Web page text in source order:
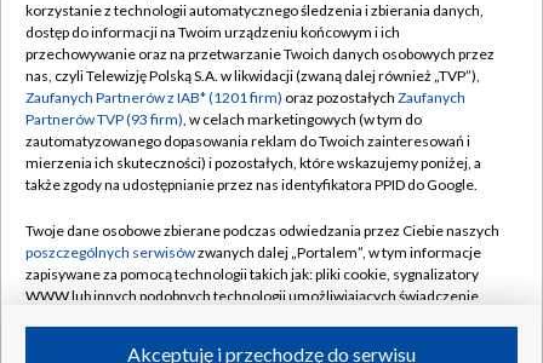
TVP
Abonament TVP
Emisja w TVP
Centrum informacji TVP
Naziemna Telewizja Cyfrowa
Rada Programowa
System NOS
Informacje o nadawcy
Regulamin TVP
Polityka prywatności
Moje zgody
Pomoc
Kontakt
Kanały
korzystanie z technologii automatycznego śledzenia i zbierania danych,
dostęp do informacji na Twoim urządzeniu końcowym i ich
przechowywanie oraz na przetwarzanie Twoich danych osobowych przez
nas, czyli Telewizję Polską S.A. w likwidacji (zwaną dalej również „TVP”),
Zaufanych Partnerów z IAB* (1201 firm) oraz pozostałych Zaufanych
Partnerów TVP (93 firm), w celach marketingowych (w tym do
zautomatyzowanego dopasowania reklam do Twoich zainteresowań i
mierzenia ich skuteczności) i pozostałych, które wskazujemy poniżej, a
także zgody na udostępnianie przez nas identyfikatora PPID do Google.
Twoje dane osobowe zbierane podczas odwiedzania przez Ciebie naszych
poszczególnych serwisówzwanych dalej „Portalem”, w tym informacje
zapisywane za pomocą technologii takich jak: pliki cookie, sygnalizatory
WWW lub innych podobnych technologii umożliwiających świadczenie
Akceptuję i przechodzę do serwisu